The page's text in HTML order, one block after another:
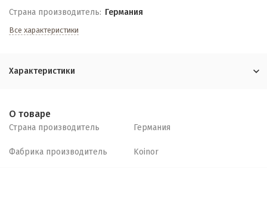
Страна производитель: Германия
Все характеристики
Характеристики
О товаре
Страна производитель Германия
Фабрика производитель Koinor